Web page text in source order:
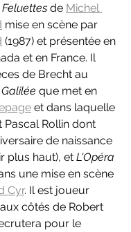
Feluettes de Michel
mise en scène par
(1987) et présentée en
et en France. Il
de Brecht au
que met en
et dans laquelle
Rollin dont
de naissance
plus haut), et L'Opéra
une mise en scène
Cyr. Il est joueur
côtés de Robert
pour le